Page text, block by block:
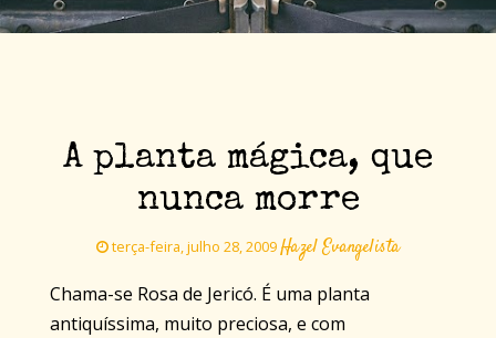
A planta mágica, que
nunca morre
terça-feira, julho 28, 2009Hazel Evangelista
Chama-se Rosa de Jericó. É uma planta
antiquíssima, muito preciosa, e com